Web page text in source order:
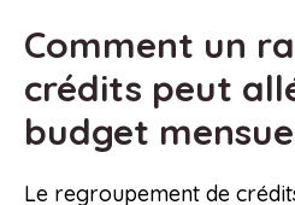
Comment un
crédits peut
budget
Le regroupement de